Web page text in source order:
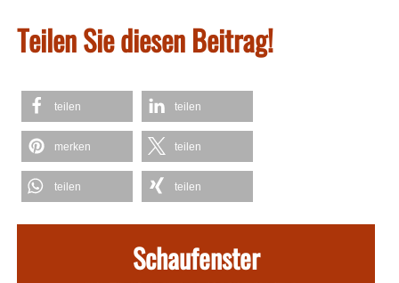
Teilen Sie diesen Beitrag!
teilen teilen
merken teilen
teilen teilen
Schaufenster